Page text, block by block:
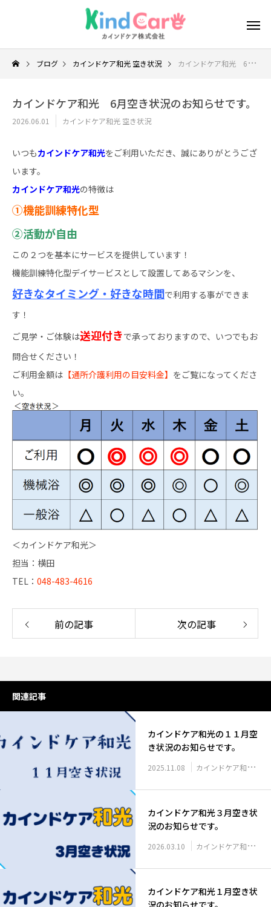
ブログ カインドケア和光 空き状況 カインドケア和光 6月空き状況のお知らせです。
カインドケア和光 6月空き状況のお知らせです。
2026.06.01 カインドケア和光 空き状況
いつもカインドケア和光をご利用いただき、誠にありがとうござ
います。
カインドケア和光の特徴は
①機能訓練特化型
②活動が自由
この２つを基本にサービスを提供しています！
機能訓練特化型デイサービスとして設置してあるマシンを、
好きなタイミング・好きな時間で利用する事ができま
す！
ご見学・ご体験は送迎付きで承っておりますので、いつでもお
問合せください！
ご利用金額は 【通所介護利用の目安料金】 をご覧になってくださ
い。
＜カインドケア和光＞
担当：横田
TEL： 048-483-4616
前の記事 次の記事
関連記事
カインドケア和光の１１月空
き状況のお知らせです。
2025.11.08 カインドケア和光 空き状況
カインドケア和光３月空き状
況のお知らせです。
2026.03.10 カインドケア和光 空き状況
カインドケア和光１月空き状
況のお知らせです。